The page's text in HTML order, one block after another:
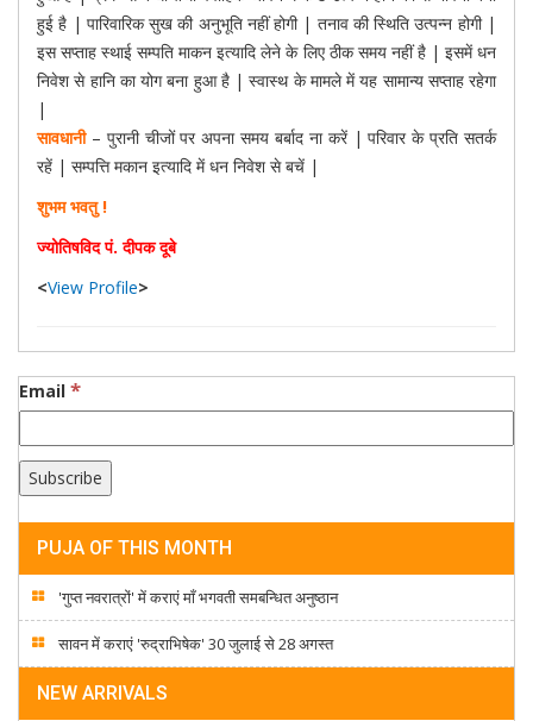
हुई है | पारिवारिक सुख की अनुभूति नहीं होगी | तनाव की स्थिति उत्पन्न होगी |
इस सप्ताह स्थाई सम्पति माकन इत्यादि लेने के लिए ठीक समय नहीं है | इसमें धन
निवेश से हानि का योग बना हुआ है | स्वास्थ के मामले में यह सामान्य सप्ताह रहेगा
|
सावधानी– पुरानी चीजों पर अपना समय बर्बाद ना करें | परिवार के प्रति सतर्क
रहें | सम्पत्ति मकान इत्यादि में धन निवेश से बचें |
शुभम भवतु !
ज्योतिषविद पं. दीपक दूबे
<View Profile>
Email *
PUJA OF THIS MONTH
'गुप्त नवरात्रों' में कराएं माँ भगवती समबन्धित अनुष्ठान
सावन में कराएं 'रुद्राभिषेक' 30 जुलाई से 28 अगस्त
NEW ARRIVALS